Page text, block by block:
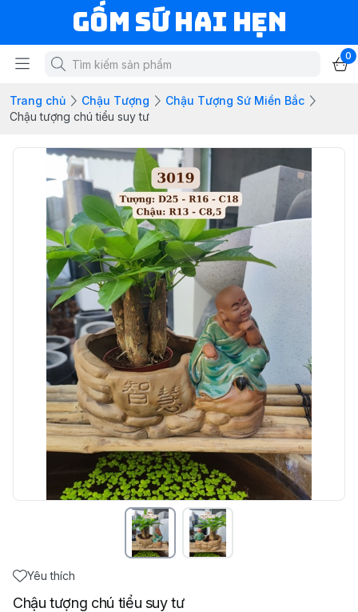
Gốm Sứ Hai Hẹn
0
Trang chủ Chậu Tượng
Chậu Tượng Sứ Miền Bắc
Chậu tượng chú tiểu suy tư
Yêu thích
Chậu tượng chú tiểu suy tư